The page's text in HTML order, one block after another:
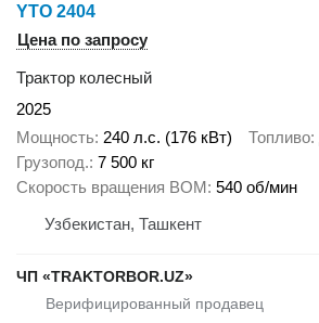
YTO 2404
Цена по запросу
Трактор колесный
2025
Мощность 240 л.с. (176 кВт) Топливо
Грузопод. 7 500 кг
Скорость вращения ВОМ 540 об/мин
Узбекистан, Ташкент
ЧП «TRAKTORBOR.UZ»